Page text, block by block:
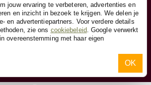
jouw ervaring te verbeteren, advertenties en
en inzicht in bezoek te krijgen. We delen je
en advertentiepartners. Voor verdere details
zie ons cookiebeleid. Google verwerkt
overeenstemming met haar eigen
OK